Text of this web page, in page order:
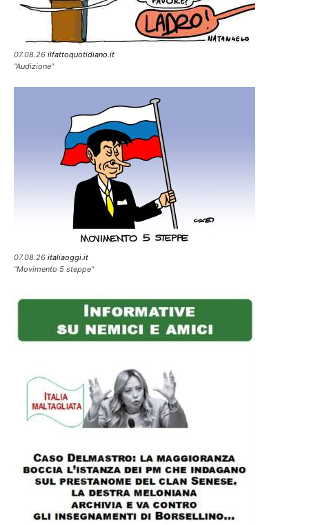
07.08.26 ilfattoquotidiano.it
"Audizione"
07.08.26 italiaoggi.it
"Movimento 5 steppe"